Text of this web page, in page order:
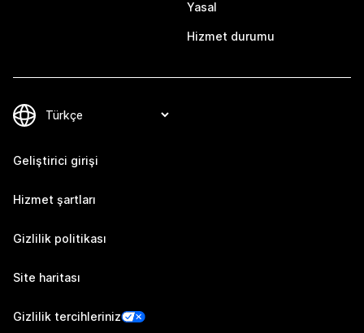
Yasal
Hizmet durumu
Geliştirici girişi
Hizmet şartları
Gizlilik politikası
Site haritası
Gizlilik tercihleriniz